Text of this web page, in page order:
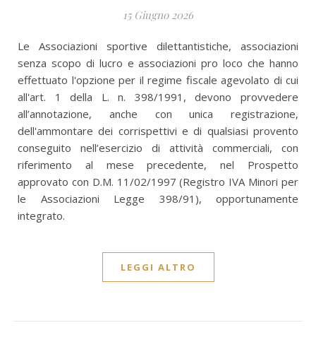
15 Giugno 2026
Le Associazioni sportive dilettantistiche, associazioni
senza scopo di lucro e associazioni pro loco che hanno
effettuato l'opzione per il regime fiscale agevolato di cui
all'art. 1 della L. n. 398/1991, devono provvedere
all’annotazione, anche con unica registrazione,
dell'ammontare dei corrispettivi e di qualsiasi provento
conseguito nell’esercizio di attività commerciali, con
riferimento al mese precedente, nel Prospetto
approvato con D.M. 11/02/1997 (Registro IVA Minori per
le Associazioni Legge 398/91), opportunamente
integrato.
LEGGI ALTRO